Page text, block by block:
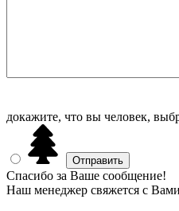
докажите, что вы человек,
Спасибо за Ваше сообщение!
Наш менеджер свяжется с